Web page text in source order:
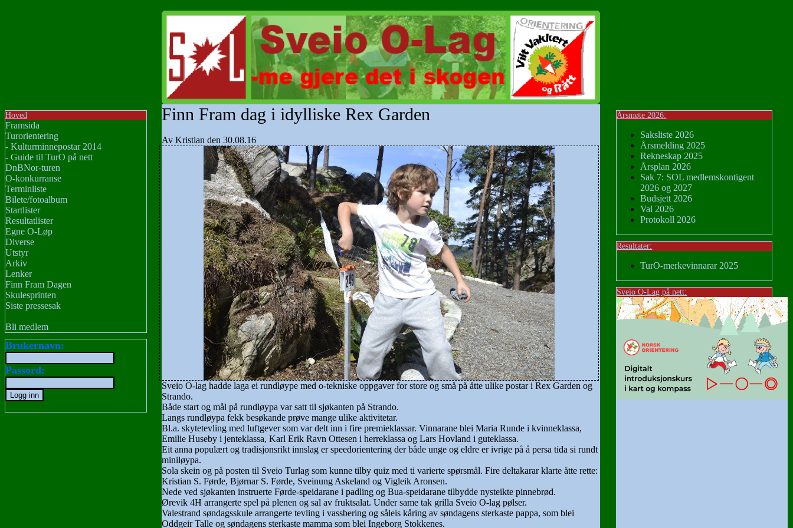
Hoved
Framsida
Turorientering
- Kulturminnepostar 2014
- Guide til TurO på nett
DnBNor-turen
O-konkurranse
Terminliste
Bilete/fotoalbum
Startlister
Resultatlister
Egne O-Løp
Diverse
Utstyr
Arkiv
Lenker
Finn Fram Dagen
Skulesprinten
Siste pressesak
Bli medlem
Brukernavn:
Passord:
Finn Fram dag i idylliske Rex Garden
Av Kristian den 30.08.16
Sveio O-lag hadde laga ei rundløype med o-tekniske oppgaver for store og små på åtte ulike postar i Rex Garden og
Strando.
Både start og mål på rundløypa var satt til sjøkanten på Strando.
Langs rundløypa fekk besøkande prøve mange ulike aktivitetar.
Bl.a. skytetevling med luftgever som var delt inn i fire premieklassar. Vinnarane blei Maria Runde i kvinneklassa,
Emilie Huseby i jenteklassa, Karl Erik Ravn Ottesen i herreklassa og Lars Hovland i guteklassa.
Eit anna populært og tradisjonsrikt innslag er speedorientering der både unge og eldre er ivrige på å persa tida si rundt
miniløypa.
Sola skein og på posten til Sveio Turlag som kunne tilby quiz med ti varierte spørsmål. Fire deltakarar klarte åtte rette:
Kristian S. Førde, Bjørnar S. Førde, Sveinung Askeland og Vigleik Aronsen.
Nede ved sjøkanten instruerte Førde-speidarane i padling og Bua-speidarane tilbydde nysteikte pinnebrød.
Ørevik 4H arrangerte spel på plenen og sal av fruktsalat. Under same tak grilla Sveio O-lag pølser.
Valestrand søndagsskule arrangerte tevling i vassbering og såleis kåring av søndagens sterkaste pappa, som blei
Oddgeir Talle og søndagens sterkaste mamma som blei Ingeborg Stokkenes.
Årsmøte 2026:
Saksliste 2026
Årsmelding 2025
Rekneskap 2025
Årsplan 2026
Sak 7: SOL medlemskontigent
2026 og 2027
Budsjett 2026
Val 2026
Protokoll 2026
Resultater:
TurO-merkevinnarar 2025
Sveio O-Lag på nett: